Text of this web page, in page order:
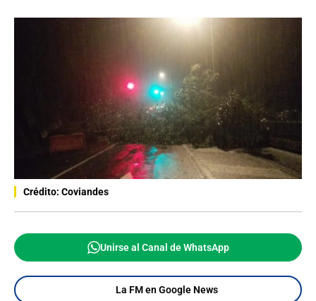
Crédito: Coviandes
Unirse al Canal de WhatsApp
La FM en Google News